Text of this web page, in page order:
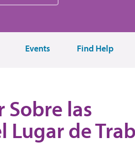
Events Find Help
Sobre las
Lugar de